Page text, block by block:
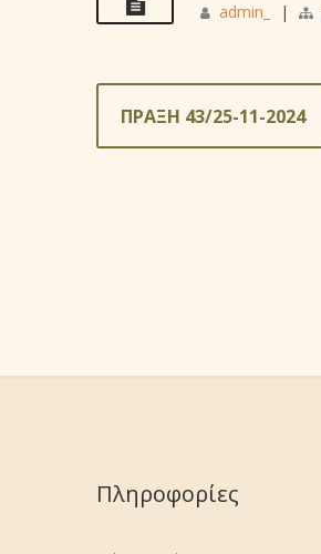
admin_ |
ΠΡΑΞΗ 43/25-11-2024
Πληροφορίες